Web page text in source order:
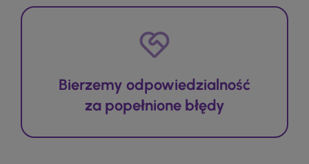
Bierzemy odpowiedzialność
za popełnione błędy